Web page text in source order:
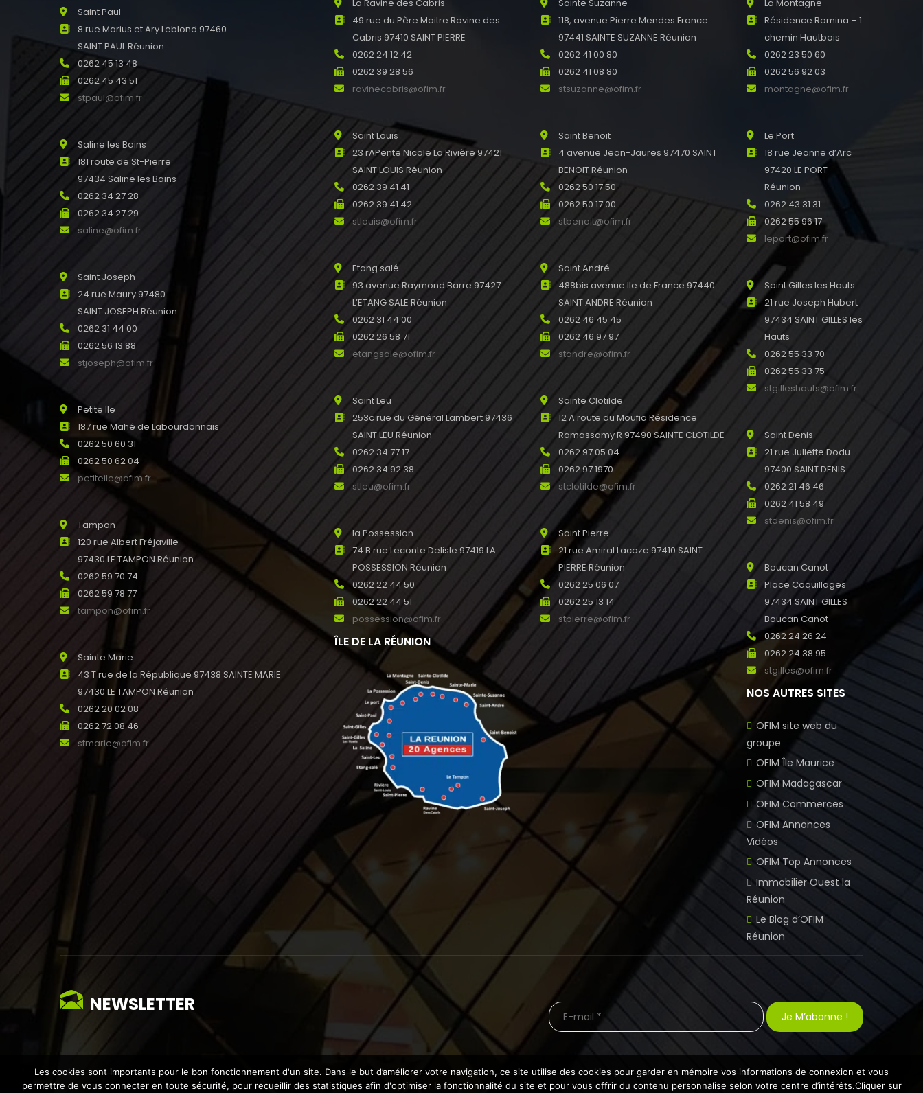
Saint Paul
8 rue Marius et Ary Leblond 97460
SAINT PAUL Réunion
0262 45 13 48
0262 45 43 51
stpaul@ofim.fr
Saline les Bains
181 route de St-Pierre
97434 Saline les Bains
0262 34 27 28
0262 34 27 29
saline@ofim.fr
Saint Joseph
24 rue Maury 97480
SAINT JOSEPH Réunion
0262 31 44 00
0262 56 13 88
stjoseph@ofim.fr
Petite Ile
187 rue Mahé de Labourdonnais
0262 50 60 31
0262 50 62 04
petiteile@ofim.fr
Tampon
120 rue Albert Fréjaville
97430 LE TAMPON Réunion
0262 59 70 74
0262 59 78 77
tampon@ofim.fr
Sainte Marie
43 T rue de la République 97438 SAINTE MARIE
97430 LE TAMPON Réunion
0262 20 02 08
0262 72 08 46
stmarie@ofim.fr
La Ravine des Cabris
49 rue du Père Maitre Ravine des
Cabris 97410 SAINT PIERRE
0262 24 12 42
0262 39 28 56
ravinecabris@ofim.fr
Saint Louis
23 rAPente Nicole La Rivière 97421
SAINT LOUIS Réunion
0262 39 41 41
0262 39 41 42
stlouis@ofim.fr
Etang salé
93 avenue Raymond Barre 97427
L’ETANG SALE Réunion
0262 31 44 00
0262 26 58 71
etangsale@ofim.fr
Saint Leu
253c rue du Général Lambert 97436
SAINT LEU Réunion
0262 34 77 17
0262 34 92 38
stleu@ofim.fr
la Possession
74 B rue Leconte Delisle 97419 LA
POSSESSION Réunion
0262 22 44 50
0262 22 44 51
possession@ofim.fr
ÎLE DE LA RÉUNION
Sainte Suzanne
118, avenue Pierre Mendes France
97441 SAINTE SUZANNE Réunion
0262 41 00 80
0262 41 08 80
stsuzanne@ofim.fr
Saint Benoit
4 avenue Jean-Jaures 97470 SAINT
BENOIT Réunion
0262 50 17 50
0262 50 17 00
stbenoit@ofim.fr
Saint André
488bis avenue Ile de France 97440
SAINT ANDRE Réunion
0262 46 45 45
0262 46 97 97
standre@ofim.fr
Sainte Clotilde
12 A route du Moufia Résidence
Ramassamy R 97490 SAINTE CLOTILDE
0262 97 05 04
0262 97 1970
stclotilde@ofim.fr
Saint Pierre
21 rue Amiral Lacaze 97410 SAINT
PIERRE Réunion
0262 25 06 07
0262 25 13 14
stpierre@ofim.fr
La Montagne
Résidence Romina – 1
chemin Hautbois
0262 23 50 60
0262 56 92 03
montagne@ofim.fr
Le Port
18 rue Jeanne d’Arc
97420 LE PORT
Réunion
0262 43 31 31
0262 55 96 17
leport@ofim.fr
Saint Gilles les Hauts
21 rue Joseph Hubert
97434 SAINT GILLES les
Hauts
0262 55 33 70
0262 55 33 75
stgilleshauts@ofim.fr
Saint Denis
21 rue Juliette Dodu
97400 SAINT DENIS
0262 21 46 46
0262 41 58 49
stdenis@ofim.fr
Boucan Canot
Place Coquillages
97434 SAINT GILLES
Boucan Canot
0262 24 26 24
0262 24 38 95
stgilles@ofim.fr
NOS AUTRES SITES
OFIM site web du
groupe
OFIM Île Maurice
OFIM Madagascar
OFIM Commerces
OFIM Annonces
Vidéos
OFIM Top Annonces
Immobilier Ouest la
Réunion
Le Blog d’OFIM
Réunion
NEWSLETTER
Les cookies sont importants pour le bon fonctionnement d'un site. Dans le but d’améliorer votre navigation, ce site utilise des cookies pour garder en mémoire vos informations de connexion et vous
permettre de vous connecter en toute sécurité, pour recueillir des statistiques afin d'optimiser la fonctionnalité du site et pour vous offrir du contenu personnalise selon votre centre d’intérêts.Cliquer sur